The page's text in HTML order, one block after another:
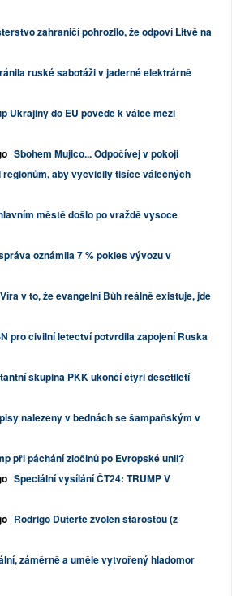
zahraničí pohrozilo, že odpoví Litvě na
ruské sabotáži v jaderné elektrárně
Ukrajiny do EU povede k válce mezi
Sbohem Mujico... Odpočívej v pokoji
regionům, aby vycvičily tisíce válečných
městě došlo po vraždě vysoce
oznámila 7 % pokles vývozu v
Víra v to, že evangelní Bůh reálně existuje, jde
pro civilní letectví potvrdila zapojení Ruska
skupina PKK ukončí čtyři desetiletí
nalezeny v bednách se šampaňským v
při páchání zločinů po Evropské unii?
Speciální vysílání ČT24: TRUMP V
Rodrigo Duterte zvolen starostou (z
záměrně a uměle vytvořený hladomor